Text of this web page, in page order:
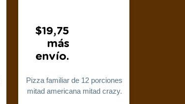
$19,75
más
envío.
Pizza familiar de 12 porciones
mitad americana mitad crazy.